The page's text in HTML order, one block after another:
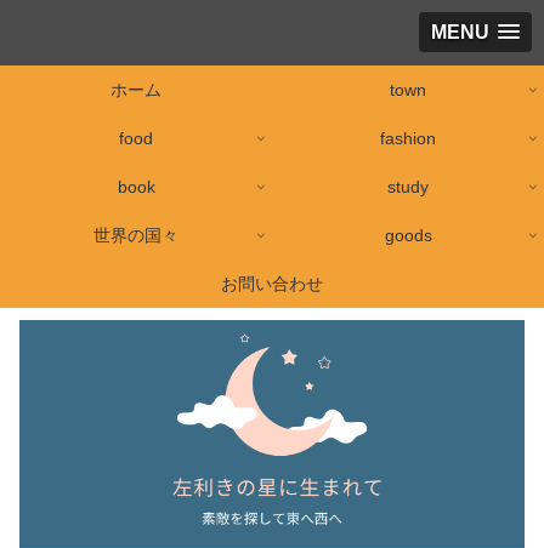
MENU
ホーム town
food fashion
book study
世界の国々 goods
お問い合わせ